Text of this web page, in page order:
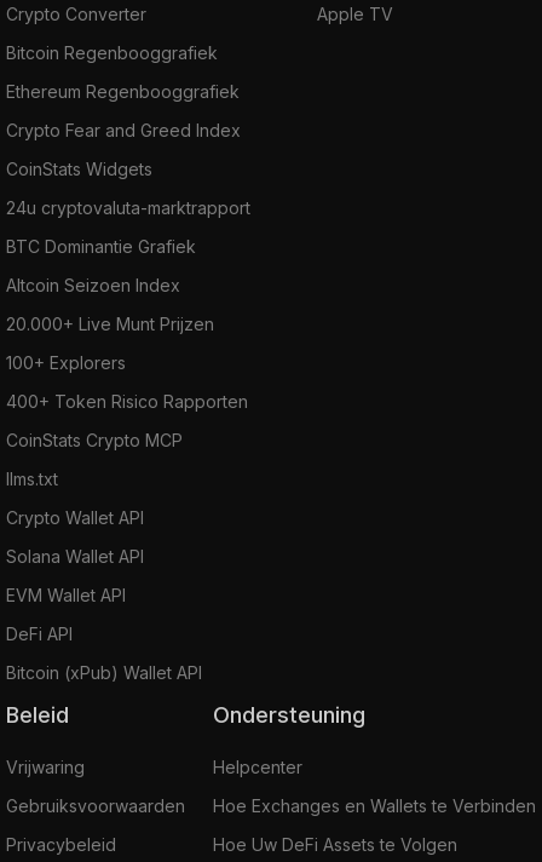
Crypto Converter
Bitcoin Regenbooggrafiek
Ethereum Regenbooggrafiek
Crypto Fear and Greed Index
CoinStats Widgets
24u cryptovaluta-marktrapport
BTC Dominantie Grafiek
Altcoin Seizoen Index
20.000+ Live Munt Prijzen
100+ Explorers
400+ Token Risico Rapporten
CoinStats Crypto MCP
llms.txt
Crypto Wallet API
Solana Wallet API
EVM Wallet API
DeFi API
Bitcoin (xPub) Wallet API
Apple TV
Beleid
Vrijwaring
Gebruiksvoorwaarden
Privacybeleid
Ondersteuning
Helpcenter
Hoe Exchanges en Wallets te Verbinden
Hoe Uw DeFi Assets te Volgen